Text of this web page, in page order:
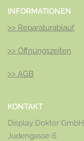
INFORMATIONEN
>> Reparaturablauf
>> Öffnungszeiten
>> AGB
KONTAKT
Display Doktor GmbH
Judengasse 6